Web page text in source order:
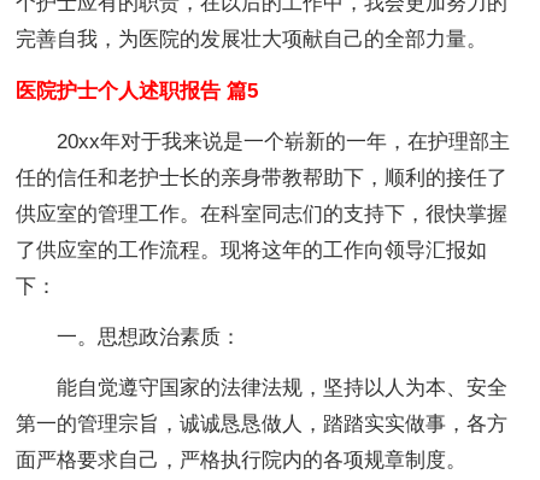
完善自我，为医院的发展壮大项献自己的全部力量。
医院护士个人述职报告 篇5
20xx年对于我来说是一个崭新的一年，在护理部主
任的信任和老护士长的亲身带教帮助下，顺利的接任了
供应室的管理工作。在科室同志们的支持下，很快掌握
了供应室的工作流程。现将这年的工作向领导汇报如
下：
一。思想政治素质：
能自觉遵守国家的法律法规，坚持以人为本、安全
第一的管理宗旨，诚诚恳恳做人，踏踏实实做事，各方
面严格要求自己，严格执行院内的各项规章制度。